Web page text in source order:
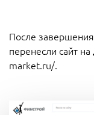
После
перенесли сайт
market.ru/.